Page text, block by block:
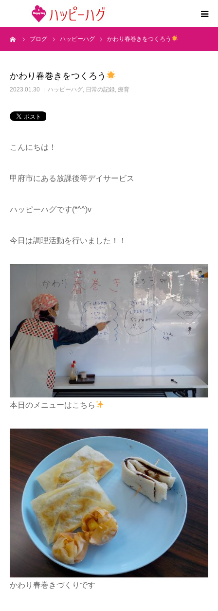
ブログ ハッピーハグ かわり春巻きをつくろう
かわり春巻きをつくろう
2023.01.30 ハッピーハグ, 日常の記録, 療育
こんにちは！
甲府市にある放課後等デイサービス
ハッピーハグです(*^^)v
今日は調理活動を行いました！！
本日のメニューはこちら
かわり春巻きづくりです
2つの特徴
求人情報
運営会社